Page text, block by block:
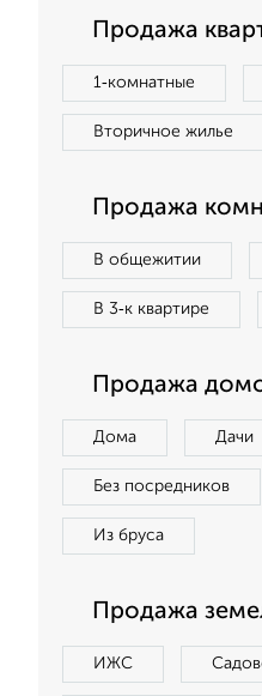
Продажа
1‑комнатные
Вторичное жилье
Продажа
В общежитии
В 3‑к квартире
Продажа
Дома Дачи
Без посредников
Из бруса
Продажа
ИЖС